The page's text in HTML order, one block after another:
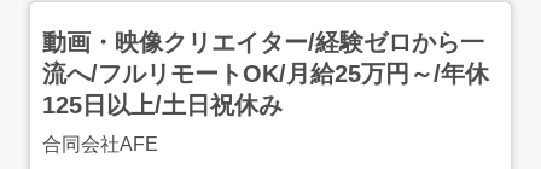
動画・映像クリエイター/経験ゼロから一
流へ/フルリモートOK/月給25万円～/年休
125日以上/土日祝休み
合同会社AFE